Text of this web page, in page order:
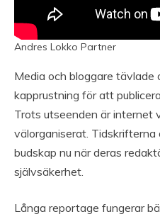
Andres Lokko Partner
Media och bloggare tävlade
kapprustning för att
Trots utseenden är internet
välorganiserat.
budskap nu när deras
självsäkerhet.
Långa reportage fungerar